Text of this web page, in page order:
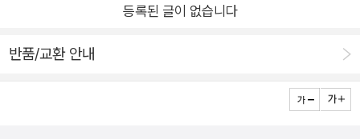
에 심취해 있는 모습이 보여요. 이런 대사를 하고 있는 것 같아요.
대한 댓글에 미워하는 사람을 생각해 보면 그 사람과 좋았던 순간
이 있었다는 말이 있어서 마음에 남아있었는데, 이 그림책 리뷰를
쓰는 순간 생각났습니다. 나쁜 하루에도 좋은 순간이 있다는 말과
등록된 글이 없습니다
반품/교환 안내